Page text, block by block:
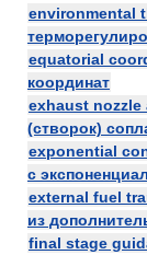
environmental
equatorial
координат
exhaust
(створок)
exponential
с
external fuel
из
final stage